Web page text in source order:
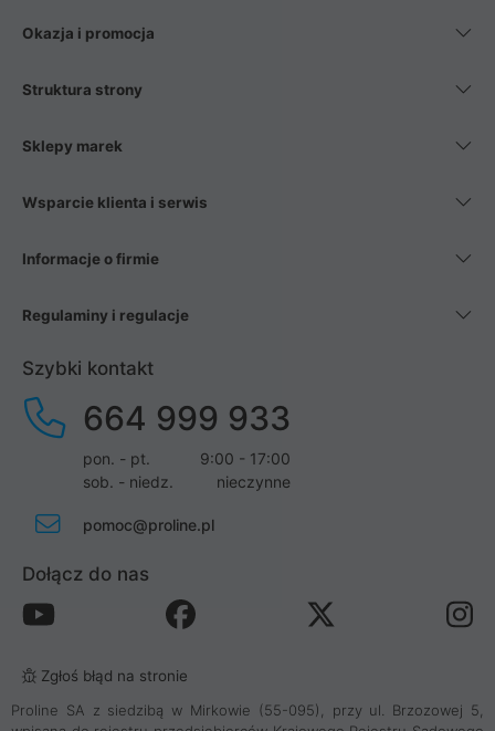
Okazja i promocja
Struktura strony
Sklepy marek
Wsparcie klienta i serwis
Informacje o firmie
Regulaminy i regulacje
Szybki kontakt
664 999 933
pon. - pt.
9:00 - 17:00
sob. - niedz.
nieczynne
pomoc@proline.pl
Dołącz do nas
Zgłoś błąd na stronie
Proline SA z siedzibą w Mirkowie (55-095), przy ul. Brzozowej 5,